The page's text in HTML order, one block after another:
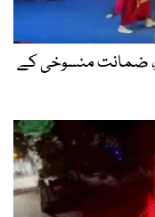
ضمانت منسوخی کے